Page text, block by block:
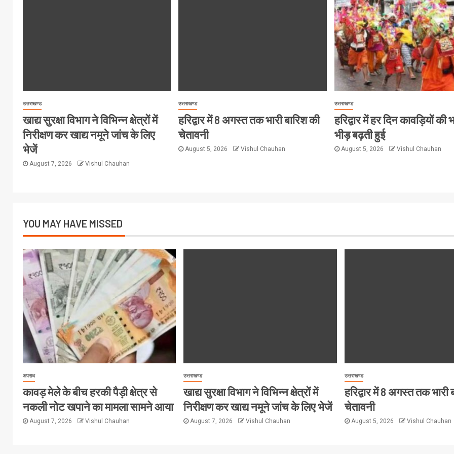
उत्तराखण्ड
खाद्य सुरक्षा विभाग ने विभिन्न क्षेत्रों में
निरीक्षण कर खाद्य नमूने जांच के लिए
भेजें
August 7, 2026 Vishul Chauhan
उत्तराखण्ड
हरिद्वार में 8 अगस्त तक भारी बारिश की
चेतावनी
August 5, 2026 Vishul Chauhan
उत्तराखण्ड
हरिद्वार में हर दिन कावड़ियों की
भीड़ बढ़ती हुई
August 5, 2026 Vishul Chauhan
YOU MAY HAVE MISSED
अपराध
कावड़ मेले के बीच हरकी पैड़ी क्षेत्र से
नकली नोट खपाने का मामला सामने आया
August 7, 2026 Vishul Chauhan
उत्तराखण्ड
खाद्य सुरक्षा विभाग ने विभिन्न क्षेत्रों में
निरीक्षण कर खाद्य नमूने जांच के लिए भेजें
August 7, 2026 Vishul Chauhan
उत्तराखण्ड
हरिद्वार में 8 अगस्त तक भारी
चेतावनी
August 5, 2026 Vishul Chauhan